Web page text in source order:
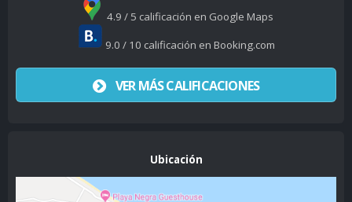
4.9 / 5 calificación en Google Maps
9.0 / 10 calificación en Booking.com
VER MÁS CALIFICACIONES
Ubicación